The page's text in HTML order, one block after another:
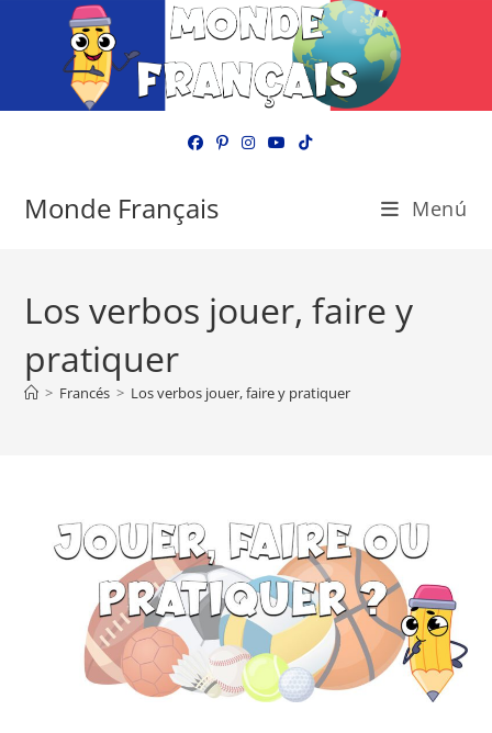
Monde Français Menú
Los verbos jouer, faire y
pratiquer
> Francés > Los verbos jouer, faire y pratiquer